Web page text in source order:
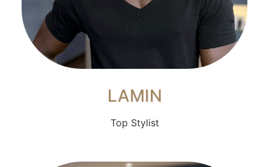
LAMIN
Top Stylist